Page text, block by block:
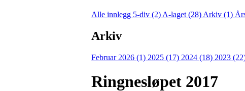
Alle innlegg 5-div (2) A-laget (28) Arkiv (1)
Arkiv
Februar 2026 (1) 2025 (17) 2024 (18) 2023
Ringnesløpet 2017